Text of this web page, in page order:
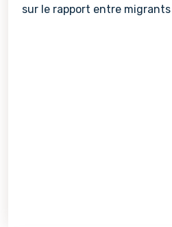
sur le rapport entre